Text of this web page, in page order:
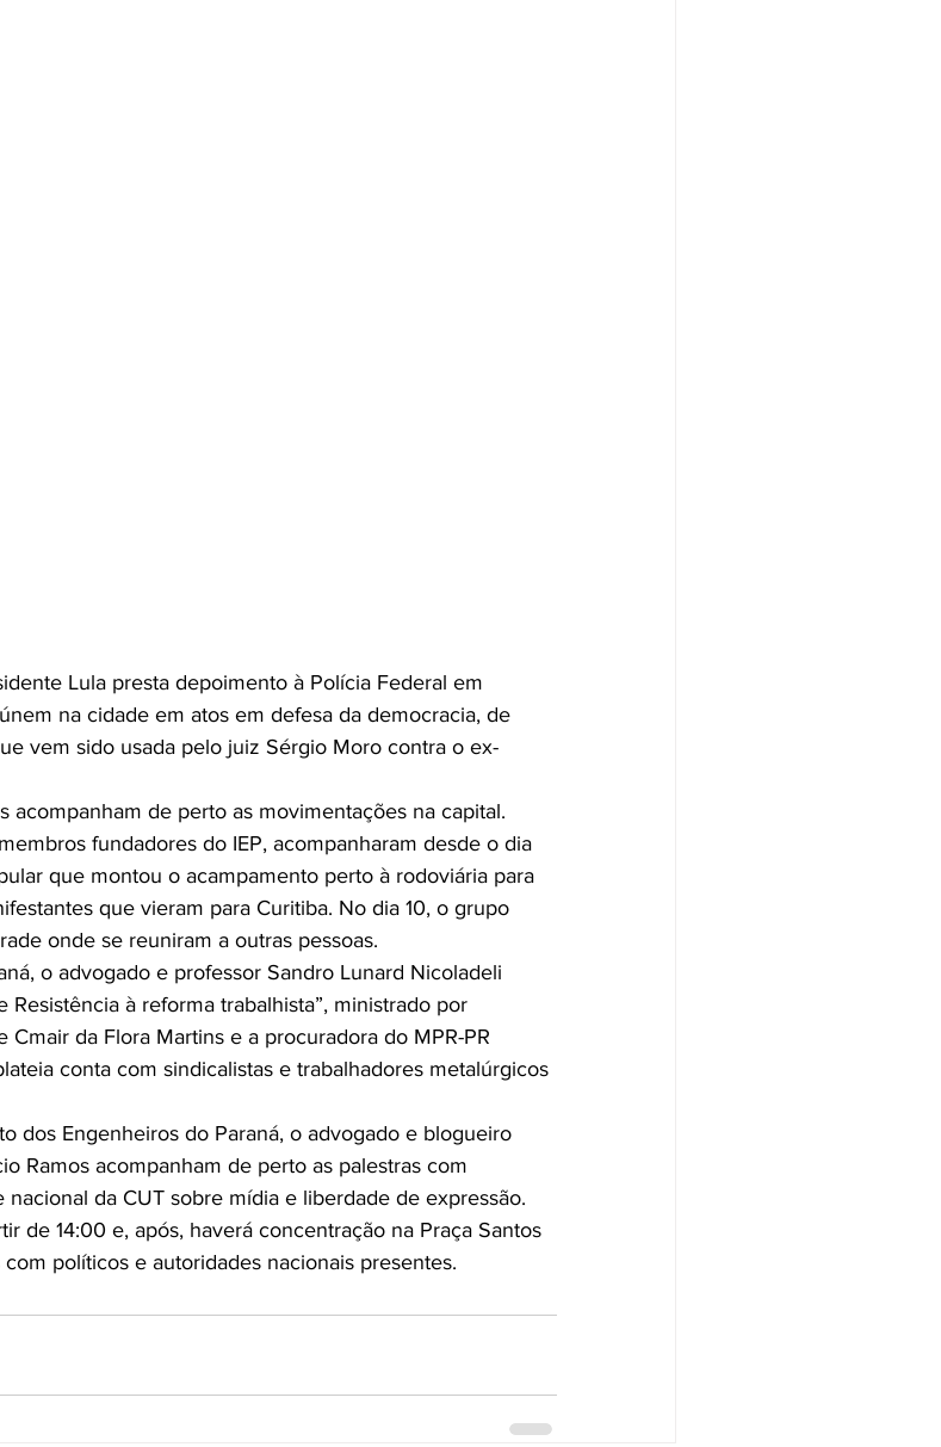
na cidade em atos em defesa da democracia, de
vem sido usada pelo juiz Sérgio Moro contra o ex-
acompanham de perto as movimentações na capital.
fundadores do IEP, acompanharam desde o dia
que montou o acampamento perto à rodoviária para
que vieram para Curitiba. No dia 10, o grupo
onde se reuniram a outras pessoas.
o advogado e professor Sandro Lunard Nicoladeli
Resistência à reforma trabalhista”, ministrado por
da Flora Martins e a procuradora do MPR-PR
conta com sindicalistas e trabalhadores metalúrgicos
dos Engenheiros do Paraná, o advogado e blogueiro
Ramos acompanham de perto as palestras com
da CUT sobre mídia e liberdade de expressão.
de 14:00 e, após, haverá concentração na Praça Santos
políticos e autoridades nacionais presentes.